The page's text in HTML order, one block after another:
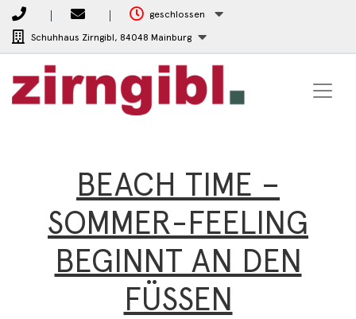
geschlossen
Schuhhaus Zirngibl, 84048 Mainburg
BEACH TIME –
SOMMER-FEELING
BEGINNT AN DEN
FÜSSEN